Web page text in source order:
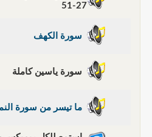
27-51
سورة الكهف
سورة ياسين كاملة
ما تيسر من سورة